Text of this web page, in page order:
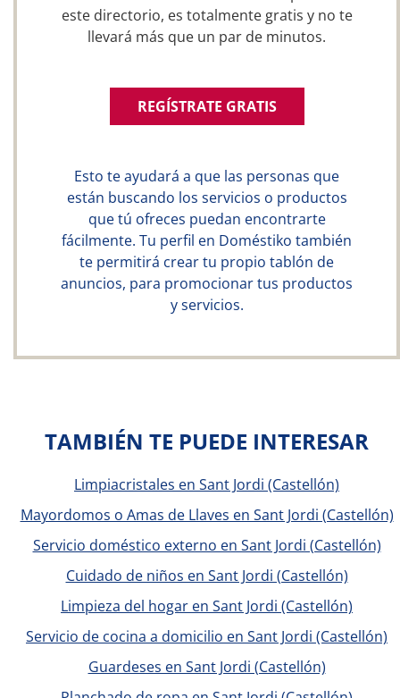
este directorio, es totalmente gratis y no te
llevará más que un par de minutos.
REGÍSTRATE GRATIS
Esto te ayudará a que las personas que
están buscando los servicios o productos
que tú ofreces puedan encontrarte
fácilmente. Tu perfil en Doméstiko también
te permitirá crear tu propio tablón de
anuncios, para promocionar tus productos
y servicios.
TAMBIÉN TE PUEDE INTERESAR
Limpiacristales en Sant Jordi (Castellón)
Mayordomos o Amas de Llaves en Sant Jordi (Castellón)
Servicio doméstico externo en Sant Jordi (Castellón)
Cuidado de niños en Sant Jordi (Castellón)
Limpieza del hogar en Sant Jordi (Castellón)
Servicio de cocina a domicilio en Sant Jordi (Castellón)
Guardeses en Sant Jordi (Castellón)